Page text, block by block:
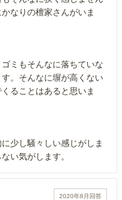
なりの檀家さんがいま
ミもそんなに落ちていな
。そんなに塀が高くない
ることはあると思いま
少し騒々しい感じがしま
い気がします。
2020年8月 回答